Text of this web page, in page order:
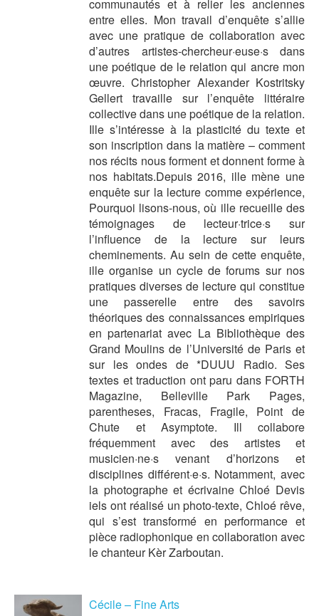
communautés et à relier les anciennes
entre elles. Mon travail d’enquête s’allie
avec une pratique de collaboration avec
d’autres artistes-chercheur·euse·s dans
une poétique de le relation qui ancre mon
œuvre. Christopher Alexander Kostritsky
Gellert travaille sur l’enquête littéraire
collective dans une poétique de la relation.
Ille s’intéresse à la plasticité du texte et
son inscription dans la matière – comment
nos récits nous forment et donnent forme à
nos habitats.Depuis 2016, ille mène une
enquête sur la lecture comme expérience,
Pourquoi lisons-nous, où ille recueille des
témoignages de lecteur·trice·s sur
l’influence de la lecture sur leurs
cheminements. Au sein de cette enquête,
ille organise un cycle de forums sur nos
pratiques diverses de lecture qui constitue
une passerelle entre des savoirs
théoriques des connaissances empiriques
en partenariat avec La Bibliothèque des
Grand Moulins de l’Université de Paris et
sur les ondes de *DUUU Radio. Ses
textes et traduction ont paru dans FORTH
Magazine, Belleville Park Pages,
parentheses, Fracas, Fragile, Point de
Chute et Asymptote. Ill collabore
fréquemment avec des artistes et
musicien·ne·s venant d’horizons et
disciplines différent·e·s. Notamment, avec
la photographe et écrivaine Chloé Devis
iels ont réalisé un photo-texte, Chloé rêve,
qui s’est transformé en performance et
pièce radiophonique en collaboration avec
le chanteur Kèr Zarboutan.
Cécile – Fine Arts